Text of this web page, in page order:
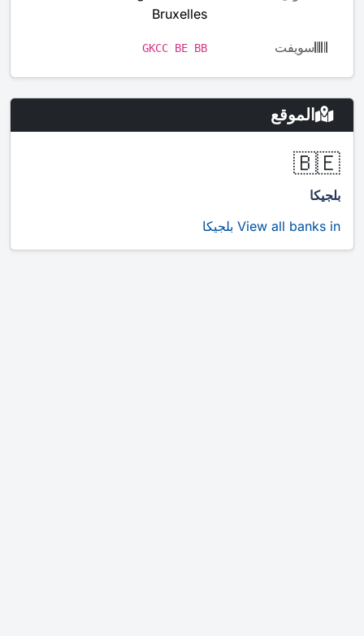
Bruxelles
سويفت GKCC BE BB
الموقع
🇧🇪
بلجيكا
View all banks in بلجيكا